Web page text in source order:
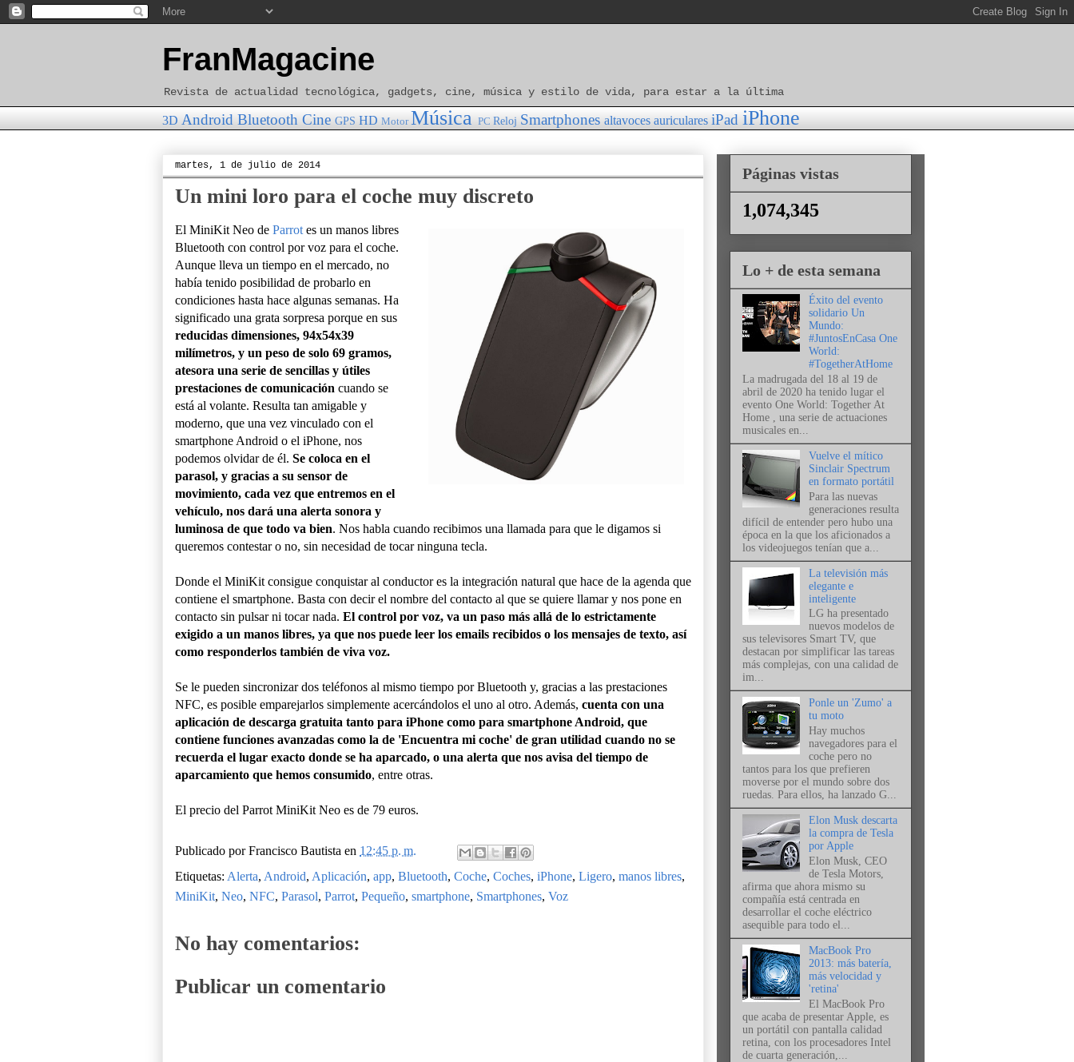
FranMagacine
Revista de actualidad tecnológica, gadgets, cine, música y estilo de vida, para estar a la última
3D Android Bluetooth Cine GPS HD Motor Música PC Reloj Smartphones altavoces auriculares iPad iPhone
martes, 1 de julio de 2014
Un mini loro para el coche muy discreto
El MiniKit Neo de Parrot es un manos libres
Bluetooth con control por voz para el coche.
Aunque lleva un tiempo en el mercado, no
había tenido posibilidad de probarlo en
condiciones hasta hace algunas semanas. Ha
significado una grata sorpresa porque en sus
reducidas dimensiones, 94x54x39
milímetros, y un peso de solo 69 gramos,
atesora una serie de sencillas y útiles
prestaciones de comunicación cuando se
está al volante. Resulta tan amigable y
moderno, que una vez vinculado con el
smartphone Android o el iPhone, nos
podemos olvidar de él. Se coloca en el
parasol, y gracias a su sensor de
movimiento, cada vez que entremos en el
vehículo, nos dará una alerta sonora y
luminosa de que todo va bien. Nos habla cuando recibimos una llamada para que le digamos si
queremos contestar o no, sin necesidad de tocar ninguna tecla.
Donde el MiniKit consigue conquistar al conductor es la integración natural que hace de la agenda que
contiene el smartphone. Basta con decir el nombre del contacto al que se quiere llamar y nos pone en
contacto sin pulsar ni tocar nada. El control por voz, va un paso más allá de lo estrictamente
exigido a un manos libres, ya que nos puede leer los emails recibidos o los mensajes de texto, así
como responderlos también de viva voz.
Se le pueden sincronizar dos teléfonos al mismo tiempo por Bluetooth y, gracias a las prestaciones
NFC, es posible emparejarlos simplemente acercándolos el uno al otro. Además, cuenta con una
aplicación de descarga gratuita tanto para iPhone como para smartphone Android, que
contiene funciones avanzadas como la de 'Encuentra mi coche' de gran utilidad cuando no se
recuerda el lugar exacto donde se ha aparcado, o una alerta que nos avisa del tiempo de
aparcamiento que hemos consumido, entre otras.
El precio del Parrot MiniKit Neo es de 79 euros.
Publicado porFrancisco Bautista en 12:45 p. m.
Etiquetas: Alerta, Android, Aplicación, app, Bluetooth, Coche, Coches, iPhone, Ligero, manos libres,
MiniKit, Neo, NFC, Parasol, Parrot, Pequeño, smartphone, Smartphones, Voz
No hay comentarios:
Publicar un comentario
Páginas vistas
1,074,345
Lo + de esta semana
Éxito del evento
solidario Un
Mundo:
#JuntosEnCasa One
World:
#TogetherAtHome
La madrugada del 18 al 19 de
abril de 2020 ha tenido lugar el
evento One World: Together At
Home , una serie de actuaciones
musicales en...
Vuelve el mítico
Sinclair Spectrum
en formato portátil
Para las nuevas
generaciones resulta
difícil de entender pero hubo una
época en la que los aficionados a
los videojuegos tenían que a...
La televisión más
elegante e
inteligente
LG ha presentado
nuevos modelos de
sus televisores Smart TV, que
destacan por simplificar las tareas
más complejas, con una calidad de
im...
Ponle un 'Zumo' a
tu moto
Hay muchos
navegadores para el
coche pero no
tantos para los que prefieren
moverse por el mundo sobre dos
ruedas. Para ellos, ha lanzado G...
Elon Musk descarta
la compra de Tesla
por Apple
Elon Musk, CEO
de Tesla Motors,
afirma que ahora mismo su
compañía está centrada en
desarrollar el coche eléctrico
asequible para todo el...
MacBook Pro
2013: más batería,
más velocidad y
'retina'
El MacBook Pro
que acaba de presentar Apple, es
un portátil con pantalla calidad
retina, con los procesadores Intel
de cuarta generación,...